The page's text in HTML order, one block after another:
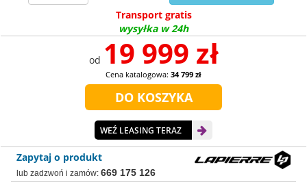
Transport gratis
wysyłka w 24h
od 19 999 zł
Cena katalogowa: 34 799 zł
WEŹ LEASING TERAZ
Zapytaj o produkt
lub zadzwoń i zamów: 669 175 126